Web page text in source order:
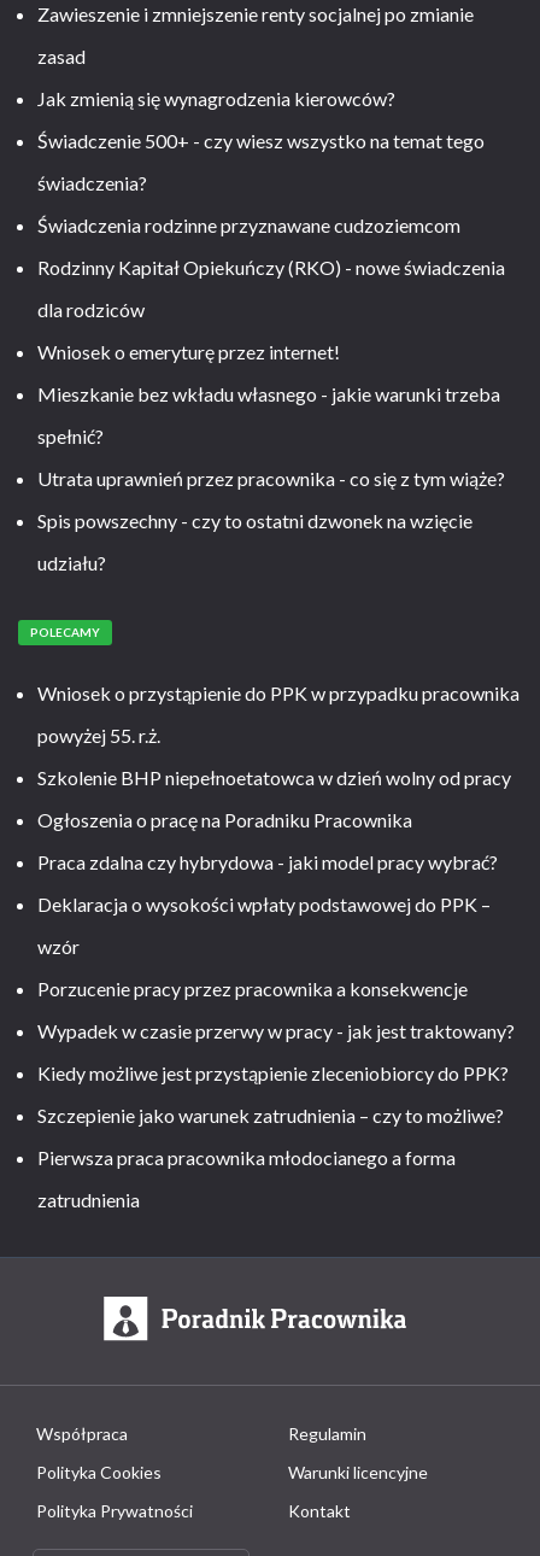
Zawieszenie i zmniejszenie renty socjalnej po zmianie
zasad
Jak zmienią się wynagrodzenia kierowców?
Świadczenie 500+ - czy wiesz wszystko na temat tego
świadczenia?
Świadczenia rodzinne przyznawane cudzoziemcom
Rodzinny Kapitał Opiekuńczy (RKO) - nowe świadczenia
dla rodziców
Wniosek o emeryturę przez internet!
Mieszkanie bez wkładu własnego - jakie warunki trzeba
spełnić?
Utrata uprawnień przez pracownika - co się z tym wiąże?
Spis powszechny - czy to ostatni dzwonek na wzięcie
udziału?
POLECAMY
Wniosek o przystąpienie do PPK w przypadku pracownika
powyżej 55. r.ż.
Szkolenie BHP niepełnoetatowca w dzień wolny od pracy
Ogłoszenia o pracę na Poradniku Pracownika
Praca zdalna czy hybrydowa - jaki model pracy wybrać?
Deklaracja o wysokości wpłaty podstawowej do PPK –
wzór
Porzucenie pracy przez pracownika a konsekwencje
Wypadek w czasie przerwy w pracy - jak jest traktowany?
Kiedy możliwe jest przystąpienie zleceniobiorcy do PPK?
Szczepienie jako warunek zatrudnienia – czy to możliwe?
Pierwsza praca pracownika młodocianego a forma
zatrudnienia
Współpraca
Regulamin
Polityka Cookies
Warunki licencyjne
Polityka Prywatności
Kontakt